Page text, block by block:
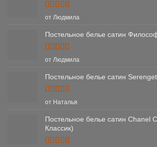
Оценка5
от Людмила
Постельное белье сатин
Оценка5
от Людмила
Постельное белье сатин
Оценка5
от Наталья
Постельное белье сатин Chanel
Классик)